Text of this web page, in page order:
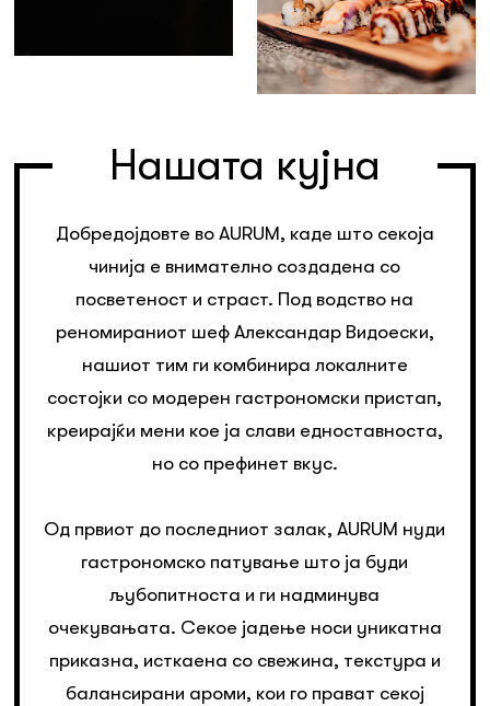
Нашата кујна
Добредојдовте во AURUM, каде што секоја
чинија е внимателно создадена со
посветеност и страст. Под водство на
реномираниот шеф Александар Видоески,
нашиот тим ги комбинира локалните
состојки со модерен гастрономски пристап,
креирајќи мени кое ја слави едноставноста,
но со префинет вкус.
Од првиот до последниот залак, AURUM нуди
гастрономско патување што ја буди
љубопитноста и ги надминува
очекувањата. Секое јадење носи уникатна
приказна, исткаена со свежина, текстура и
балансирани ароми, кои го прават секој